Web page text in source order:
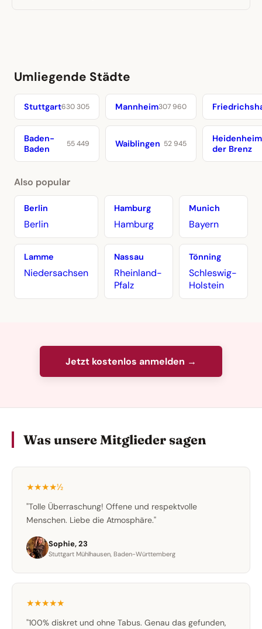
Umliegende Städte
Stuttgart630 305 Mannheim307 960
Baden-
Baden
55 449 Waiblingen 52 945
der Brenz
Also popular
Berlin
Berlin
Hamburg
Hamburg
Munich
Bayern
Lamme
Niedersachsen
Nassau
Rheinland-
Pfalz
Tönning
Schleswig-
Holstein
Jetzt kostenlos anmelden →
Was unsere Mitglieder sagen
★★★★½
"Tolle Überraschung! Offene und respektvolle
Menschen. Liebe die Atmosphäre."
Sophie, 23
Stuttgart Mühlhausen, Baden-Württemberg
★★★★★
"100% diskret und ohne Tabus. Genau das gefunden,